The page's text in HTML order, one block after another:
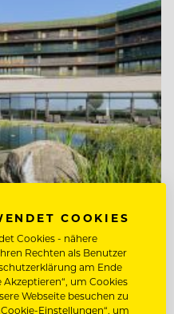
friends
COOKIES
Cookies - nähere
Rechten als Benutzer
am Ende
Akzeptieren“, um Cookies
Webseite besuchen zu
Einstellungen“, um